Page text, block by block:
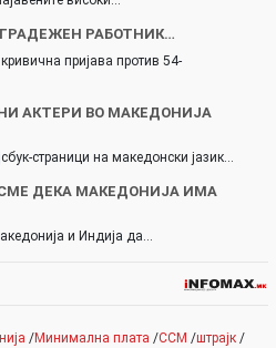
ГРАДЕЖЕН РАБОТНИК…
пријава против 54-
АКТЕРИ ВО МАКЕДОНИЈА
страници на македонски јазик…
ДЕКА МАКЕДОНИЈА ИМА
и Индија да…
/Минимална плата /ССМ /штрајк /